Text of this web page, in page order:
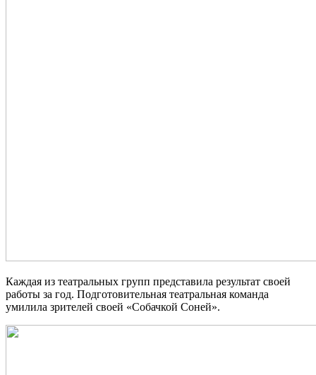
Каждая из театральных групп представила результат своей
работы за год. Подготовительная театральная команда
умилила зрителей своей «Собачкой Соней».